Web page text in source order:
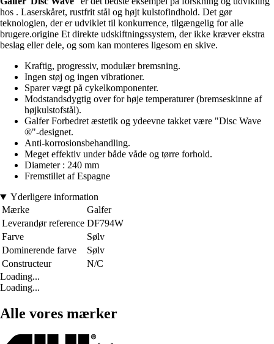
hos . Laserskåret, rustfrit stål og højt kulstofindhold. Det gør
teknologien, der er udviklet til konkurrence, tilgængelig for alle
brugere.origine Et direkte udskiftningssystem, der ikke kræver ekstra
beslag eller dele, og som kan monteres ligesom en skive.
Kraftig, progressiv, modulær bremsning.
Ingen støj og ingen vibrationer.
Sparer vægt på cykelkomponenter.
Modstandsdygtig over for høje temperaturer (bremseskinne af
højkulstofstål).
Galfer Forbedret æstetik og ydeevne takket være "Disc Wave
®"-designet.
Anti-korrosionsbehandling.
Meget effektiv under både våde og tørre forhold.
Diameter : 240 mm
Fremstillet af Espagne
Yderligere information
Mærke
Galfer
Leverandør reference DF794W
Farve
Sølv
Dominerende farve
Sølv
Constructeur
N/C
Loading...
Loading...
Alle vores mærker